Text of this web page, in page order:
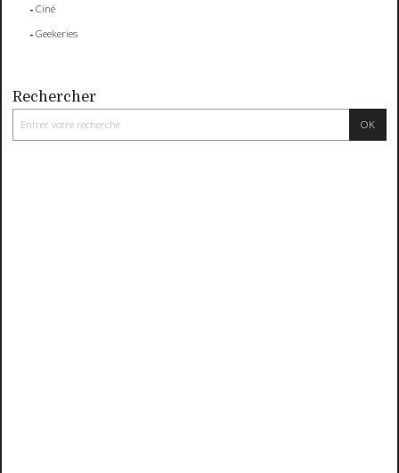
Ciné
Geekeries
Rechercher